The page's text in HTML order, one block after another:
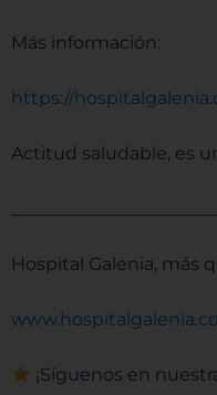
Más información:
https://
Actitud saludable, es
Hospital Galenia, más
¡Síguenos en